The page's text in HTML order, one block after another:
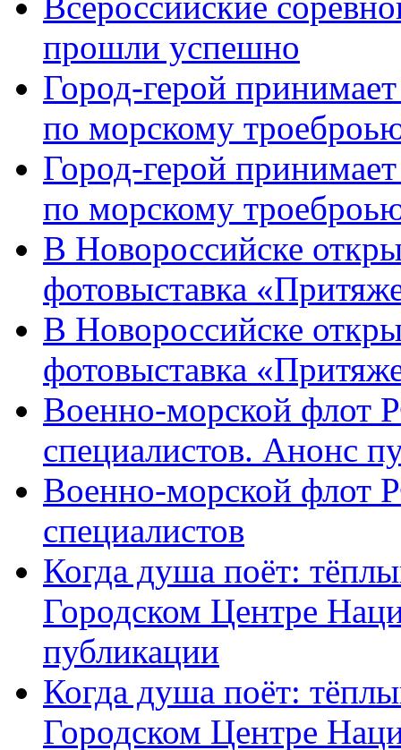
прошли успешно
Город-герой
по морскому
Город-герой
по морскому
В Новороссийске
фотовыставка
В Новороссийске
фотовыставка
Военно-морской флот
специалистов. Анонс
Военно-морской флот
специалистов
Когда душа поёт:
Городском Центре
публикации
Когда душа поёт:
Городском Центре